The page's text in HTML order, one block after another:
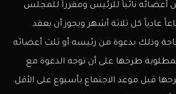
أعضائه نائباً للرئيس ومقرراً للمجلس
عادياً كل ثلاثة أشهر ويجوز أن يعقد
وذلك بدعوة من رئيسه أو ثلث أعضائه
طرحها على أن توجه الدعوة مع
قبل موعد الاجتماع بأسبوع على الأقل.